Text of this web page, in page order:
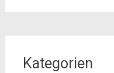
Kategorien